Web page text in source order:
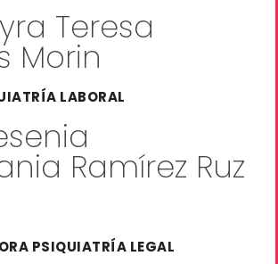
Teresa
Morin
LABORAL
Ramírez Ruz
PSIQUIATRÍA LEGAL